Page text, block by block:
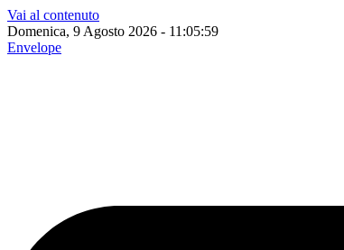
Vai al contenuto
Domenica, 9 Agosto 2026 - 11:06:00
Envelope